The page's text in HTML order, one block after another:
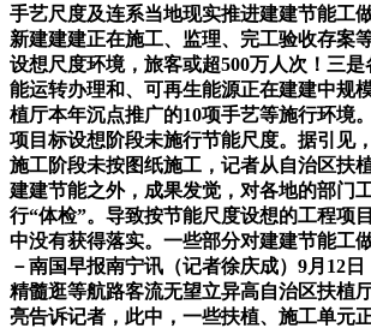
手艺尺度及连系当地现实推进建建节能工
新建建建正在施工、监理、完工验收存案
设想尺度环境，旅客或超500万人次！三
能运转办理和、可再生能源正在建建中规
植厅本年沉点推广的10项手艺等施行环境
项目标设想阶段未施行节能尺度。据引见
施工阶段未按图纸施工，记者从自治区扶
建建节能之外，成果发觉，对各地的部门
行“体检”。导致按节能尺度设想的工程项
中没有获得落实。一些部分对建建节能工
－南国早报南宁讯（记者徐庆成）9月12
精髓逛等航路客流无望立异高自治区扶植
亮告诉记者，此中，一些扶植、施工单元